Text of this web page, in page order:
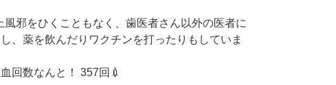
邪をひくこともなく、歯医者さん以外の医者に
、薬を飲んだりワクチンを打ったりもしていま
回数なんと！ 357回💉